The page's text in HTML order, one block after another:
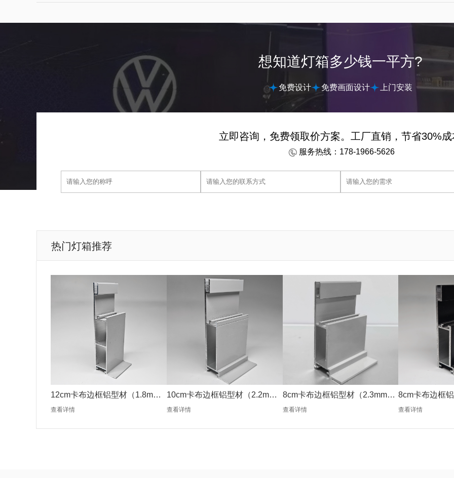
想知道灯箱多少钱一平方?
免费设计 免费画面设计 上门安装
立即咨询，免费领取价方案。工厂直销，节省30%成
服务热线：178-1966-5626
热门灯箱推荐
12cm卡布边框铝型材（1.8mm
银色）
查看详情
10cm卡布边框铝型材（2.2mm
银色）
查看详情
8cm卡布边框铝型材（2.3mm银
色）
查看详情
8cm卡布边框
色）
查看详情